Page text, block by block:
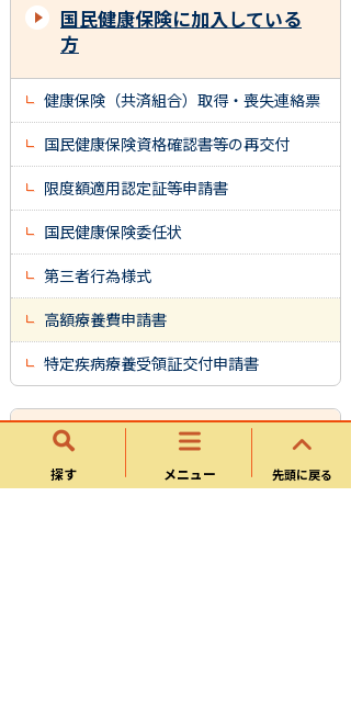
探す メニュー 先頭に戻る
国民健康保険に加入している
方
健康保険（共済組合）取得・喪失連絡票
国民健康保険資格確認書等の再交付
限度額適用認定証等申請書
国民健康保険委任状
第三者行為様式
高額療養費申請書
特定疾病療養受領証交付申請書
様式ダウンロード